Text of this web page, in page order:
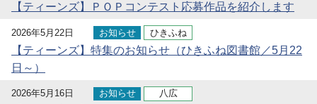
【ティーンズ】ＰＯＰコンテスト応募作品を紹介します
2026年5月22日 お知らせ ひきふね
【ティーンズ】特集のお知らせ（ひきふね図書館／5月22
日～）
2026年5月16日 お知らせ 八広